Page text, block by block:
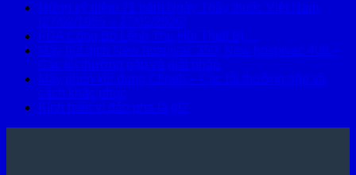
Mừng kỷ niệm 71 năm Ngày Thầy thuốc Việt Nam
(27/02/1955 – 27/02/2026)
FDA Công Bố Lệnh Thu Hồi Thiết Bị…
Máy hút dịch New hospivac 350, New hospivac 400 –
Các lỗi thường gặp và giải pháp
Máy phun khí dung Clineb – Các lỗi thường gặp và
cách khắc phục
Kính hiển vi đảo pha là gì?